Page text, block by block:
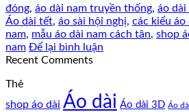
đóng, áo dài nam truyền thống, áo dài
Áo dài tết, áo sài hội nghị, các kiểu áo
nam, mẫu áo dài nam cách tân, shop
nam Để lại bình luận
Recent Comments
Thẻ
shop áo dài Áo dài Áo dài 3D Áo